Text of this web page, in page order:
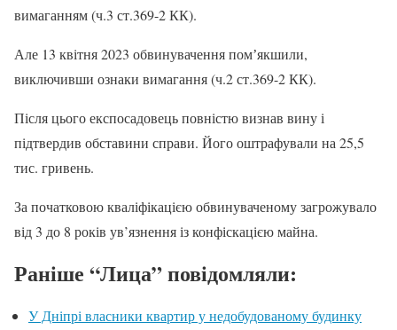
вимаганням (ч.3 ст.369-2 КК).
Але 13 квітня 2023 обвинувачення помʼякшили,
виключивши ознаки вимагання (ч.2 ст.369-2 КК).
Після цього експосадовець повністю визнав вину і
підтвердив обставини справи. Його оштрафували на 25,5
тис. гривень.
За початковою кваліфікацією обвинуваченому загрожувало
від 3 до 8 років ув’язнення із конфіскацією майна.
Раніше “Лица” повідомляли:
У Дніпрі власники квартир у недобудованому будинку